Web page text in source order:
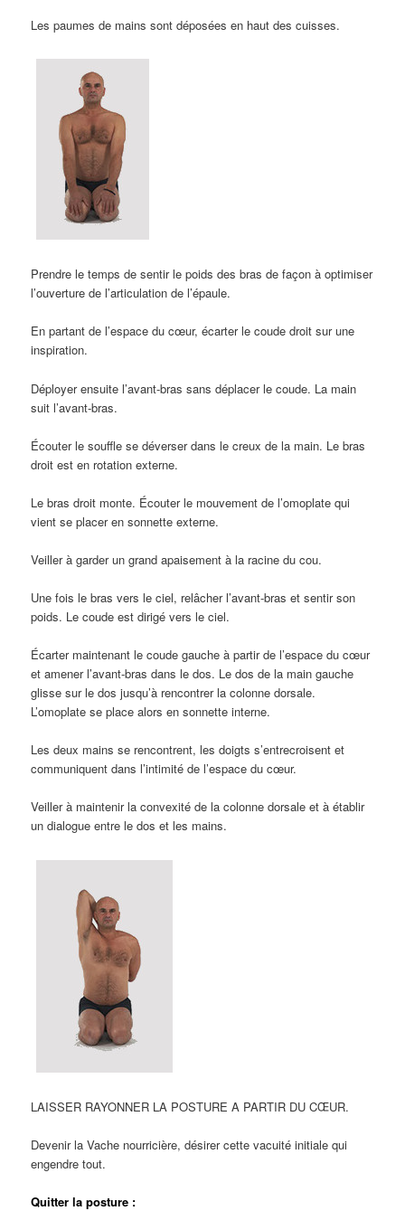
Les paumes de mains sont déposées en haut des cuisses.
Prendre le temps de sentir le poids des bras de façon à optimiser
l’ouverture de l’articulation de l’épaule.
En partant de l’espace du cœur, écarter le coude droit sur une
inspiration.
Déployer ensuite l’avant-bras sans déplacer le coude. La main
suit l’avant-bras.
Écouter le souffle se déverser dans le creux de la main. Le bras
droit est en rotation externe.
Le bras droit monte. Écouter le mouvement de l’omoplate qui
vient se placer en sonnette externe.
Veiller à garder un grand apaisement à la racine du cou.
Une fois le bras vers le ciel, relâcher l’avant-bras et sentir son
poids. Le coude est dirigé vers le ciel.
Écarter maintenant le coude gauche à partir de l’espace du cœur
et amener l’avant-bras dans le dos. Le dos de la main gauche
glisse sur le dos jusqu’à rencontrer la colonne dorsale.
L’omoplate se place alors en sonnette interne.
Les deux mains se rencontrent, les doigts s’entrecroisent et
communiquent dans l’intimité de l’espace du cœur.
Veiller à maintenir la convexité de la colonne dorsale et à établir
un dialogue entre le dos et les mains.
LAISSER RAYONNER LA POSTURE A PARTIR DU CŒUR.
Devenir la Vache nourricière, désirer cette vacuité initiale qui
engendre tout.
Quitter la posture :